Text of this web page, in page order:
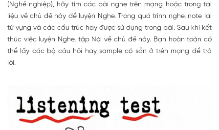
(Nghề nghiệp), hãy tìm các bài nghe trên mạng hoặc trong tài
liệu về chủ đề này để luyện Nghe. Trong quá trình nghe, note lại
từ vựng và các cấu trúc hay được sử dụng trong bài. Sau khi kết
thúc việc luyện Nghe, tập Nói về chủ đề này. Bạn hoàn toàn có
thể lấy các bộ câu hỏi hay sample có sẵn ở trên mạng để trả
lời.